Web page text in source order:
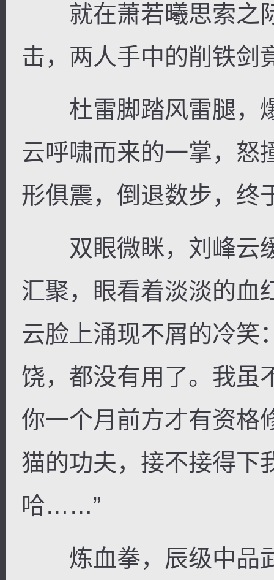
就在萧若曦思索之
击，两人手中的削铁剑
杜雷脚踏风雷腿，
云呼啸而来的一掌，怒
形俱震，倒退数步，终
双眼微眯，刘峰云
汇聚，眼看着淡淡的血
云脸上涌现不屑的冷笑
饶，都没有用了。我虽
你一个月前方才有资格
猫的功夫，接不接得下
哈……”
炼血拳，辰级中品